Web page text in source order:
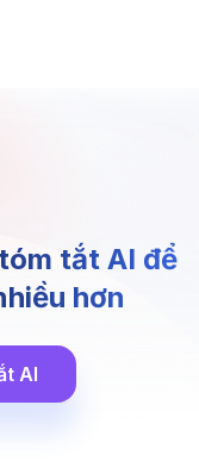
tắt AI để
hơn
AI